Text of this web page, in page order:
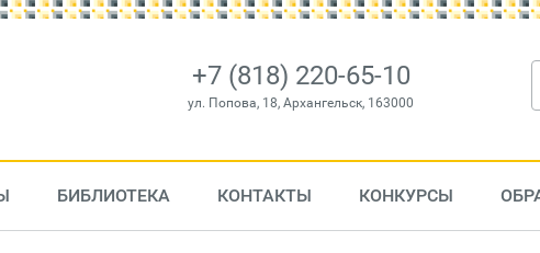
+7 (818) 220-65-10
ул. Попова, 18, Архангельск, 163000
БИБЛИОТЕКА КОНТАКТЫ КОНКУРСЫ